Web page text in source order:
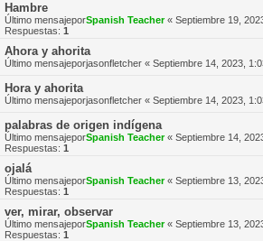
Hambre
Último mensajeporSpanish Teacher« Septiembre 19,
Respuestas: 1
Ahora y ahorita
Último mensajeporjasonfletcher « Septiembre 14, 2023,
Hora y ahorita
Último mensajeporjasonfletcher « Septiembre 14, 2023,
palabras de origen indígena
Último mensajeporSpanish Teacher« Septiembre 14,
Respuestas: 1
ojalá
Último mensajeporSpanish Teacher« Septiembre 13,
Respuestas: 1
ver, mirar, observar
Último mensajeporSpanish Teacher« Septiembre 13,
Respuestas: 1